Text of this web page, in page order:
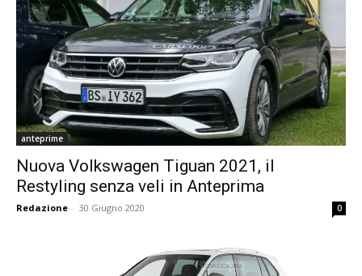
anteprime
Nuova Volkswagen Tiguan 2021, il
Restyling senza veli in Anteprima
Redazione - 30 Giugno 2020 0